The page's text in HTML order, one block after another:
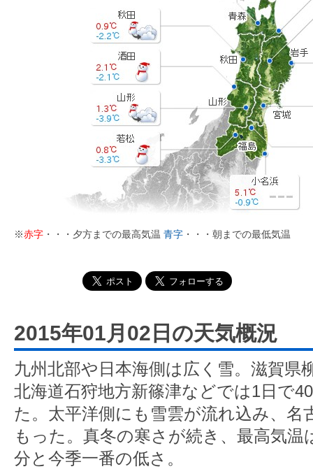
※赤字 ・・・夕方までの最高気温 青字 ・・・朝までの最低気温
2015年01月02日の天気概況
九州北部や日本海側は広く雪。滋賀県
北海道石狩地方新篠津などでは1日で
た。太平洋側にも雪雲が流れ込み、名
もった。真冬の寒さが続き、最高気温
分と今季一番の低さ。